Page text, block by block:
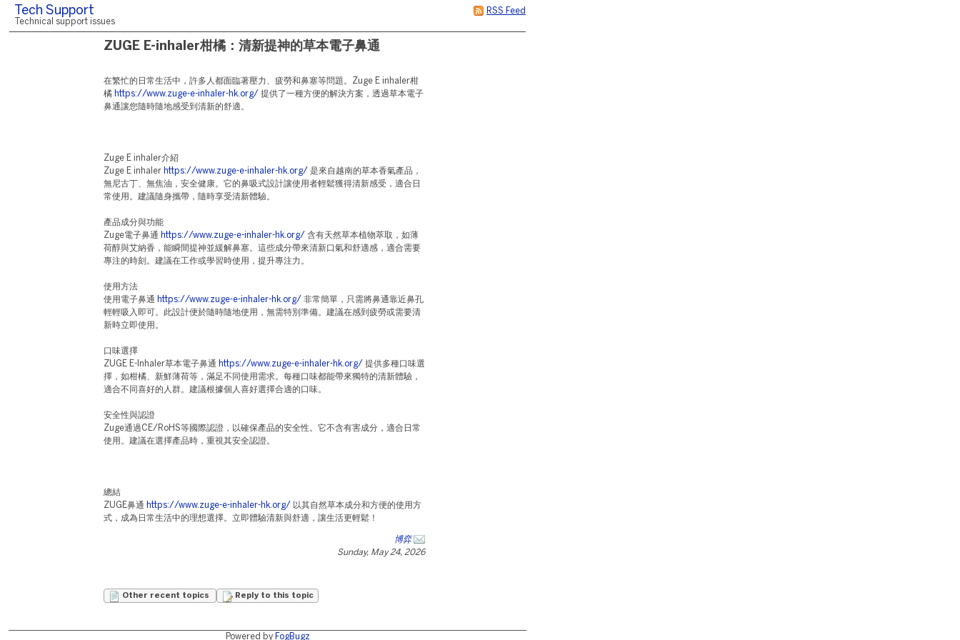
RSS Feed
Tech Support
Technical support issues
ZUGE E-inhaler柑橘：清新提神的草本電子鼻通
在繁忙的日常生活中，許多人都面臨著壓力、疲勞和鼻塞等問題。Zuge E inhaler柑
橘 https://www.zuge-e-inhaler-hk.org/ 提供了一種方便的解決方案，透過草本電子
鼻通讓您隨時隨地感受到清新的舒適。
Zuge E inhaler介紹
Zuge E inhaler https://www.zuge-e-inhaler-hk.org/ 是來自越南的草本香氣產品，
無尼古丁、無焦油，安全健康。它的鼻吸式設計讓使用者輕鬆獲得清新感受，適合日
常使用。建議隨身攜帶，隨時享受清新體驗。
產品成分與功能
Zuge電子鼻通 https://www.zuge-e-inhaler-hk.org/ 含有天然草本植物萃取，如薄
荷醇與艾納香，能瞬間提神並緩解鼻塞。這些成分帶來清新口氣和舒適感，適合需要
專注的時刻。建議在工作或學習時使用，提升專注力。
使用方法
使用電子鼻通 https://www.zuge-e-inhaler-hk.org/ 非常簡單，只需將鼻通靠近鼻孔
輕輕吸入即可。此設計便於隨時隨地使用，無需特別準備。建議在感到疲勞或需要清
新時立即使用。
口味選擇
ZUGE E-Inhaler草本電子鼻通 https://www.zuge-e-inhaler-hk.org/ 提供多種口味選
擇，如柑橘、新鮮薄荷等，滿足不同使用需求。每種口味都能帶來獨特的清新體驗，
適合不同喜好的人群。建議根據個人喜好選擇合適的口味。
安全性與認證
Zuge通過CE/RoHS等國際認證，以確保產品的安全性。它不含有害成分，適合日常
使用。建議在選擇產品時，重視其安全認證。
總結
ZUGE鼻通 https://www.zuge-e-inhaler-hk.org/ 以其自然草本成分和方便的使用方
式，成為日常生活中的理想選擇。立即體驗清新與舒適，讓生活更輕鬆！
博弈
Sunday, May 24, 2026
Other recent topics Reply to this topic
Powered by FogBugz